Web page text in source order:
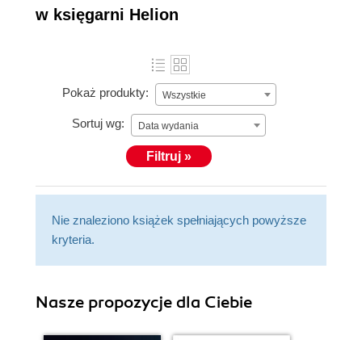
w księgarni Helion
Pokaż produkty: Wszystkie
Sortuj wg: Data wydania
Filtruj »
Nie znaleziono książek spełniających powyższe
kryteria.
Nasze propozycje dla Ciebie